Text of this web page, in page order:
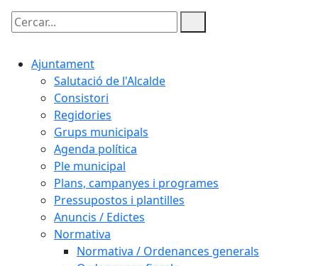
Cercar:
Ajuntament
Salutació de l'Alcalde
Consistori
Regidories
Grups municipals
Agenda política
Ple municipal
Plans, campanyes i programes
Pressupostos i plantilles
Anuncis / Edictes
Normativa
Normativa / Ordenances generals